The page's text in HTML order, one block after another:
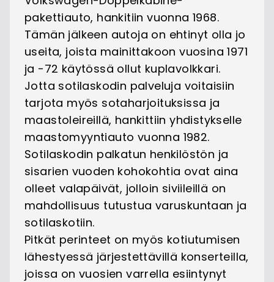
pakettiauto, hankitiin vuonna 1968.
Tämän jälkeen autoja on ehtinyt olla jo
useita, joista mainittakoon vuosina 1971
ja -72 käytössä ollut kuplavolkkari.
Jotta sotilaskodin palveluja voitaisiin
tarjota myös sotaharjoituksissa ja
maastoleireillä, hankittiin yhdistykselle
maastomyyntiauto vuonna 1982.
Sotilaskodin palkatun henkilöstön ja
sisarien vuoden kohokohtia ovat aina
olleet valapäivät, jolloin siviileillä on
mahdollisuus tutustua varuskuntaan ja
sotilaskotiin.
Pitkät perinteet on myös kotiutumisen
lähestyessä järjestettävillä konserteilla,
joissa on vuosien varrella esiintynyt